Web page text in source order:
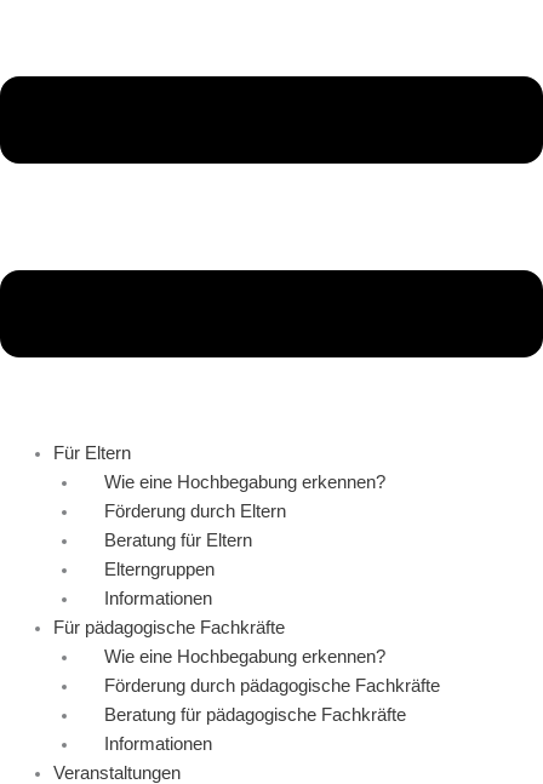
Für Eltern
Wie eine Hochbegabung erkennen?
Förderung durch Eltern
Beratung für Eltern
Elterngruppen
Informationen
Für pädagogische Fachkräfte
Wie eine Hochbegabung erkennen?
Förderung durch pädagogische Fachkräfte
Beratung für pädagogische Fachkräfte
Informationen
Veranstaltungen